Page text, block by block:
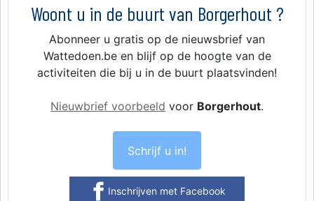
Woont u in de buurt van Borgerhout ?
Abonneer u gratis op de nieuwsbrief van
Wattedoen.be en blijf op de hoogte van de
activiteiten die bij u in de buurt plaatsvinden!
Nieuwbrief voorbeeld voor Borgerhout.
Schrijf u in!
Inschrijven met Facebook